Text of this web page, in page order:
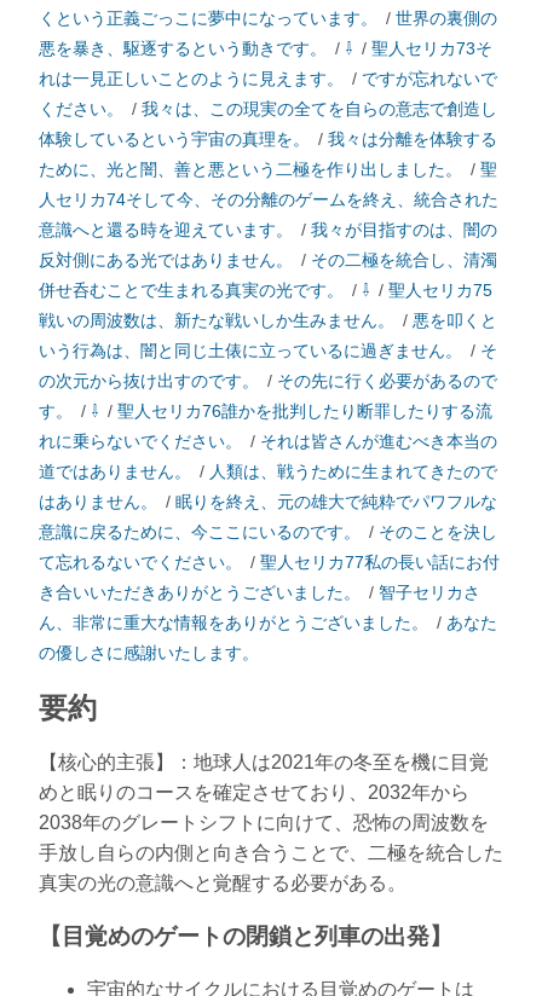
くという正義ごっこに夢中になっています。
/ 世界の裏側の
悪を暴き、駆逐するという動きです。
/ ⇩ / 聖人セリカ73そ
れは一見正しいことのように見えます。
/ ですが忘れないで
ください。
/ 我々は、この現実の全てを自らの意志で創造し
体験しているという宇宙の真理を。
/ 我々は分離を体験する
ために、光と闇、善と悪という二極を作り出しました。
/ 聖
人セリカ74そして今、その分離のゲームを終え、統合された
意識へと還る時を迎えています。
/ 我々が目指すのは、闇の
反対側にある光ではありません。
/ その二極を統合し、清濁
併せ呑むことで生まれる真実の光です。
/ ⇩ / 聖人セリカ75
戦いの周波数は、新たな戦いしか生みません。
/ 悪を叩くと
いう行為は、闇と同じ土俵に立っているに過ぎません。
/ そ
の次元から抜け出すのです。
/ その先に行く必要があるので
す。
/ ⇩ / 聖人セリカ76誰かを批判したり断罪したりする流
れに乗らないでください。
/ それは皆さんが進むべき本当の
道ではありません。
/ 人類は、戦うために生まれてきたので
はありません。
/ 眠りを終え、元の雄大で純粋でパワフルな
意識に戻るために、今ここにいるのです。
/ そのことを決し
て忘れるないでください。
/ 聖人セリカ77私の長い話にお付
き合いいただきありがとうございました。
/ 智子セリカさ
ん、非常に重大な情報をありがとうございました。
/ あなた
の優しさに感謝いたします。
要約
【核心的主張】：地球人は2021年の冬至を機に目覚
めと眠りのコースを確定させており、2032年から
2038年のグレートシフトに向けて、恐怖の周波数を
手放し自らの内側と向き合うことで、二極を統合した
真実の光の意識へと覚醒する必要がある。
【目覚めのゲートの閉鎖と列車の出発】
宇宙的なサイクルにおける目覚めのゲートは